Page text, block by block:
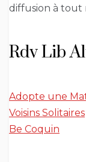
diffusion à tout
Rdv Lib
Adopte une
Voisins Solitaires
Be Coquin